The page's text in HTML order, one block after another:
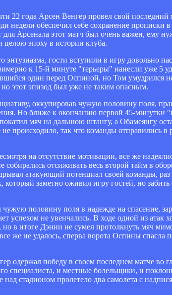
22 года Арсен Венгер провел свой
обеспечил себе сохранение прописки
Арсенала этот матч был очень важен, ему
целою эпоху в истории клуба.
гости вступили в игру довольно
к 15-й минуте "терьеры" нанесли уже 5
один перед Оспиной, но Том умудрился
этот эпизод был уже не таким опасным.
оккупировав чужую половину поля,
Но ближе к окончанию первой 45-минутки
мяч на дальнюю штангу, а Обамеянгу
происходило, так что команды отправились
на отсутствие мотивации, все же
отсиживать весь второй тайм в
атакующий потенциал своей команды, раз
заметно оживил игру гостей, но
половину поля в надежде на спасение,
успехом не увенчались. В ходе одной из атак
в итоге Дэнни не сумел протолкнуть мяч
же не удалось, сперва ворота Оспины спасла
одержал победу в своем последнем матче во
специалиста, и местные болельщики, и
стадионом пролетело два самолета с